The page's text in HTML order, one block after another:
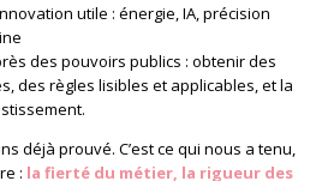
utile : énergie, IA, précision
des pouvoirs publics : obtenir des
des règles lisibles et applicables, et la
déjà prouvé. C’est ce qui nous a tenu,
: la fierté du métier, la rigueur des